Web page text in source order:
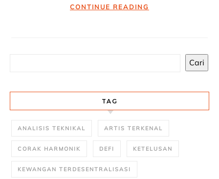
CONTINUE READING
Cari
TAG
ANALISIS TEKNIKAL ARTIS TERKENAL
CORAK HARMONIK DEFI KETELUSAN
KEWANGAN TERDESENTRALISASI